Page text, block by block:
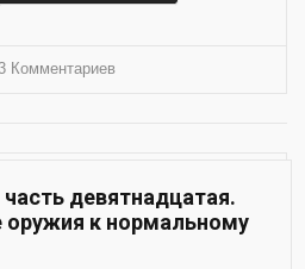
3 Комментариев
часть девятнадцатая.
оружия к нормальному